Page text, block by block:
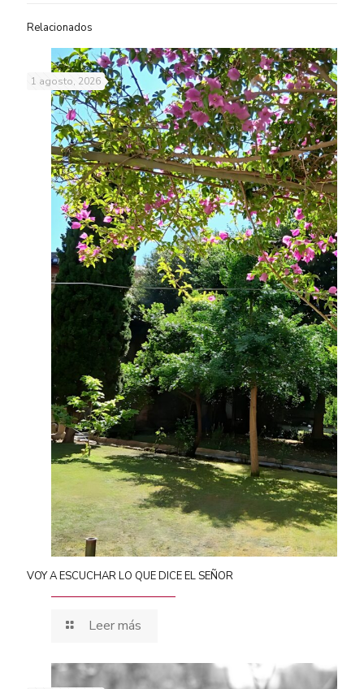
Relacionados
1 agosto, 2026
VOY A ESCUCHAR LO QUE DICE EL SEÑOR
Leer más